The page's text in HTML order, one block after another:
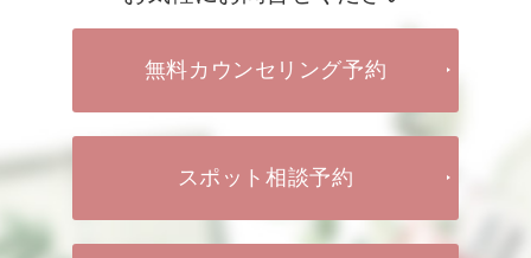
無料カウンセリング予約
スポット相談予約